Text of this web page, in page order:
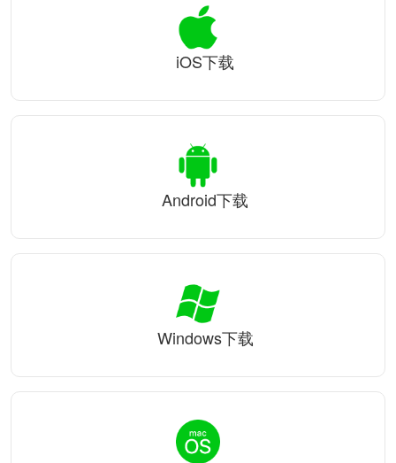
iOS下载
Android下载
Windows下载